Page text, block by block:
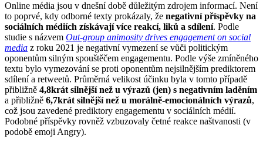
Online média jsou v dnešní době důležitým zdrojem informací. Není
to poprvé, kdy odborné texty prokázaly, že negativní příspěvky na
sociálních médiích získávají více reakcí, liků a sdílení. Podle
studie s názvem Out-group animosity drives engagement on social
media z roku 2021 je negativní vymezení se vůči politickým
oponentům silným spouštěčem engagementu. Podle výše zmíněného
textu bylo vymezování se proti oponentům nejsilnějším prediktorem
sdílení a retweetů. Průměrná velikost účinku byla v tomto případě
přibližně 4,8krát silnější než u výrazů (jen) s negativním laděním
a přibližně 6,7krát silnější než u morálně-emocionálních výrazů,
což jsou zavedené prediktory engagementu v sociálních médií.
Podobné příspěvky rovněž vzbuzovaly četné reakce naštvanosti (v
podobě emoji Angry).